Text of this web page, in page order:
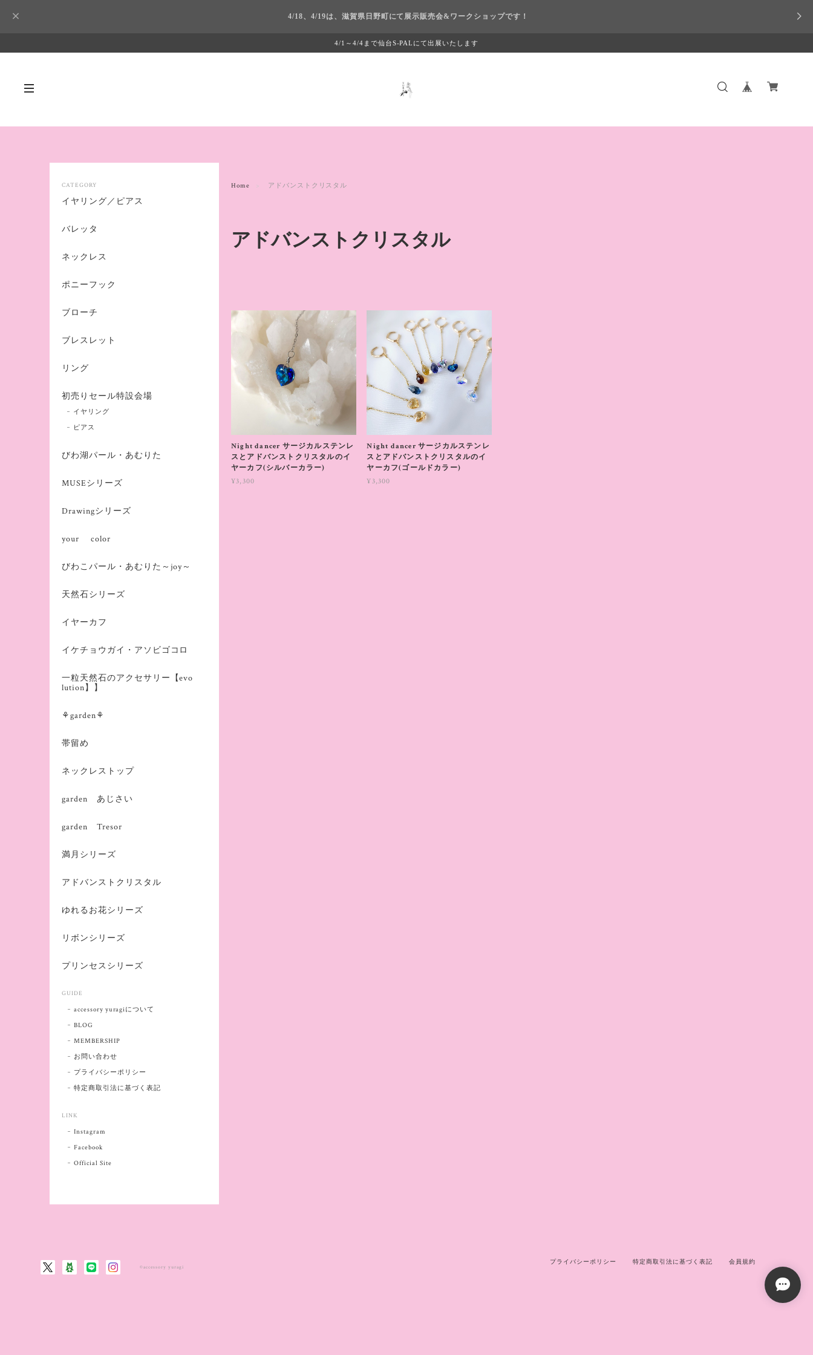
4/18、4/19は、滋賀県日野町にて展示販売会&ワークショップです！
4/1～4/4まで仙台S-PALにて出展いたします
Home アドバンストクリスタル
アドバンストクリスタル
Night dancer サージカルステンレ
スとアドバンストクリスタルのイ
ヤーカフ(シルバーカラー)
¥3,300
Night dancer サージカルステンレ
スとアドバンストクリスタルのイ
ヤーカフ(ゴールドカラー)
¥3,300
CATEGORY
イヤリング／ピアス
バレッタ
ネックレス
ポニーフック
ブローチ
ブレスレット
リング
初売りセール特設会場
イヤリング
ピアス
びわ湖パール・あむりた
MUSEシリーズ
Drawingシリーズ
your color
びわこパール・あむりた～joy～
天然石シリーズ
イヤーカフ
イケチョウガイ・アソビゴコロ
一粒天然石のアクセサリー【evo
lution】】
⚘garden⚘
帯留め
ネックレストップ
garden あじさい
garden Tresor
満月シリーズ
アドバンストクリスタル
ゆれるお花シリーズ
リボンシリーズ
プリンセスシリーズ
GUIDE
accessory yuragiについて
BLOG
MEMBERSHIP
お問い合わせ
プライバシーポリシー
特定商取引法に基づく表記
LINK
Instagram
Facebook
Official Site
プライバシーポリシー 特定商取引法に基づく表記 会員規約
©accessory yuragi